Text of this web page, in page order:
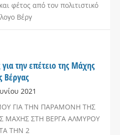
φέτος από τον πολιτιστικό
Βέργ
την επέτειο της Μάχης
Βέργας
2021
ΓΙΑ ΤΗΝ ΠΑΡΑΜΟΝΗ ΤΗΣ
ΜΑΧΗΣ ΣΤΗ ΒΕΡΓΑ ΑΛΜΥΡΟΥ
ΤΗΝ 2